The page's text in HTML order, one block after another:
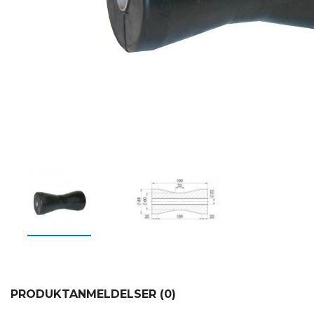
PRODUKTANMELDELSER (0)